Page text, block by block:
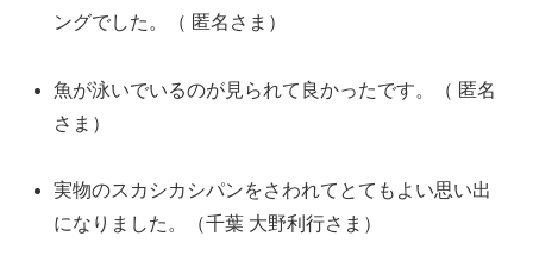
ングでした。（ 匿名さま）
魚が泳いでいるのが見られて良かったです。（ 匿名
さま）
実物のスカシカシパンをさわれてとてもよい思い出
になりました。（千葉 大野利行さま）